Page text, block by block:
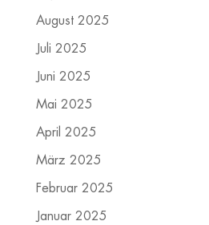
August 2025
Juli 2025
Juni 2025
Mai 2025
April 2025
März 2025
Februar 2025
Januar 2025